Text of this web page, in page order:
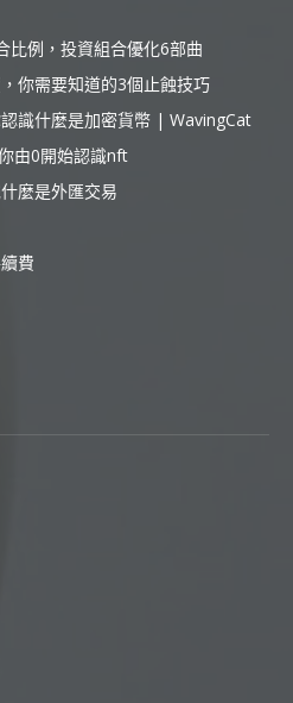
比例，投資組合優化6部曲
你需要知道的3個止蝕技巧
認識什麼是加密貨幣 | WavingCat
由0開始認識nft
麼是外匯交易
費